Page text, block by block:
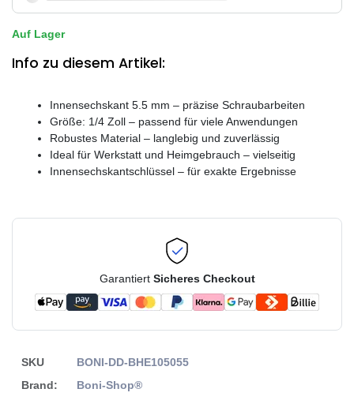
Auf Lager
Info zu diesem Artikel:
Innensechskant 5.5 mm – präzise Schraubarbeiten
Größe: 1/4 Zoll – passend für viele Anwendungen
Robustes Material – langlebig und zuverlässig
Ideal für Werkstatt und Heimgebrauch – vielseitig
Innensechskantschlüssel – für exakte Ergebnisse
Garantiert Sicheres Checkout
SKU
BONI-DD-BHE105055
Brand:
Boni-Shop®